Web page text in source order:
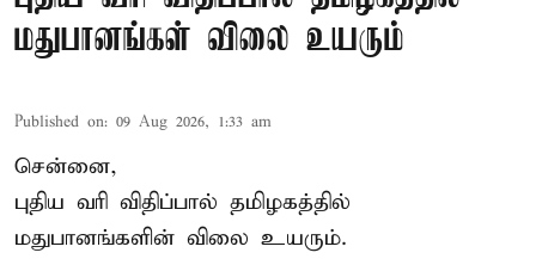
மதுபானங்கள் விலை உயரும்
Published on: 09 Aug 2026, 1:33 am
சென்னை,
புதிய வரி விதிப்பால் தமிழகத்தில்
மதுபானங்களின் விலை உயரும்.